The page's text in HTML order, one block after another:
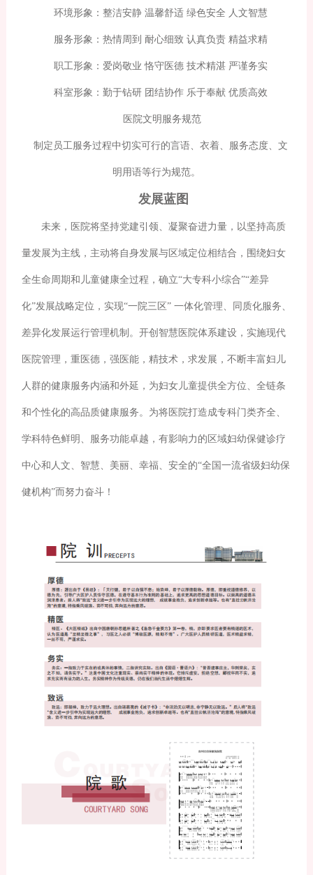
环境形象：整洁安静 温馨舒适 绿色安全 人文智慧
服务形象：热情周到 耐心细致 认真负责 精益求精
职工形象：爱岗敬业 恪守医德 技术精湛 严谨务实
科室形象：勤于钻研 团结协作 乐于奉献 优质高效
医院文明服务规范
制定员工服务过程中切实可行的言语、衣着、服务态度、文
明用语等行为规范。
发展蓝图
未来，医院将坚持党建引领、凝聚奋进力量，以坚持高质
量发展为主线，主动将自身发展与区域定位相结合，围绕妇女
全生命周期和儿童健康全过程，确立“大专科小综合”“差异
化”发展战略定位，实现“一院三区” 一体化管理、同质化服务、
差异化发展运行管理机制。开创智慧医院体系建设，实施现代
医院管理，重医德，强医能，精技术，求发展，不断丰富妇儿
人群的健康服务内涵和外延，为妇女儿童提供全方位、全链条
和个性化的高品质健康服务。为将医院打造成专科门类齐全、
学科特色鲜明、服务功能卓越，有影响力的区域妇幼保健诊疗
中心和人文、智慧、美丽、幸福、安全的“全国一流省级妇幼保
健机构”而努力奋斗！